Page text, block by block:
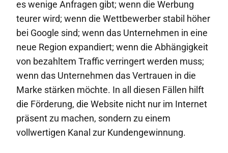
es wenige Anfragen gibt; wenn die Werbung
teurer wird; wenn die Wettbewerber stabil höher
bei Google sind; wenn das Unternehmen in eine
neue Region expandiert; wenn die Abhängigkeit
von bezahltem Traffic verringert werden muss;
wenn das Unternehmen das Vertrauen in die
Marke stärken möchte. In all diesen Fällen hilft
die Förderung, die Website nicht nur im Internet
präsent zu machen, sondern zu einem
vollwertigen Kanal zur Kundengewinnung.